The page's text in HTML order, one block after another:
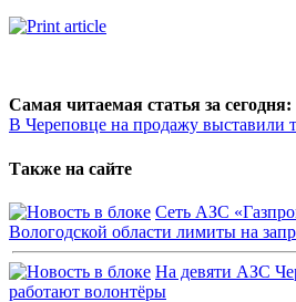
Самая читаемая статья за сегодня:
В Череповце на продажу выставили
Также на сайте
Сеть АЗС
Вологодской области лимиты на
На девяти АЗС
работают волонтёры